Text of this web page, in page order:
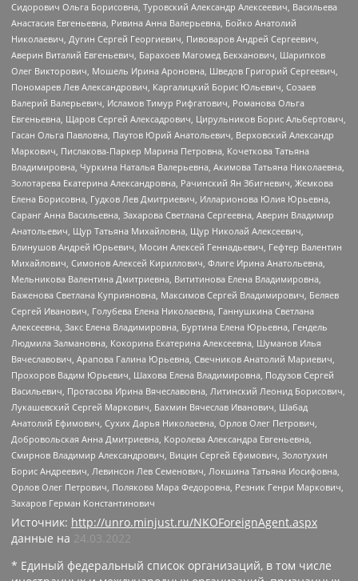
Сидорович Ольга Борисовна, Туровский Александр Алексеевич, Васильева
Анастасия Евгеньевна, Ривина Анна Валерьевна, Бойко Анатолий
Николаевич, Дугин Сергей Георгиевич, Пивоваров Андрей Сергеевич,
Аверин Виталий Евгеньевич, Барахоев Магомед Бекханович, Шарипков
Олег Викторович, Мошель Ирина Ароновна, Шведов Григорий Сергеевич,
Пономарев Лев Александрович, Каргалицкий Борис Юльевич, Созаев
Валерий Валерьевич, Исламов Тимур Рифгатович, Романова Ольга
Евгеньевна, Щаров Сергей Алексадрович, Цирульников Борис Альбертович,
Гасан Ольга Павловна, Паутов Юрий Анатольевич, Верховский Александр
Маркович, Пислакова-Паркер Марина Петровна, Кочеткова Татьяна
Владимировна, Чуркина Наталья Валерьевна, Акимова Татьяна Николаевна,
Золотарева Екатерина Александровна, Рачинский Ян Збигневич, Жемкова
Елена Борисовна, Гудков Лев Дмитриевич, Илларионова Юлия Юрьевна,
Саранг Анна Васильевна, Захарова Светлана Сергеевна, Аверин Владимир
Анатольевич, Щур Татьяна Михайловна, Щур Николай Алексеевич,
Блинушов Андрей Юрьевич, Мосин Алексей Геннадьевич, Гефтер Валентин
Михайлович, Симонов Алексей Кириллович, Флиге Ирина Анатольевна,
Мельникова Валентина Дмитриевна, Вититинова Елена Владимировна,
Баженова Светлана Куприяновна, Максимов Сергей Владимирович, Беляев
Сергей Иванович, Голубева Елена Николаевна, Ганнушкина Светлана
Алексеевна, Закс Елена Владимировна, Буртина Елена Юрьевна, Гендель
Людмила Залмановна, Кокорина Екатерина Алексеевна, Шуманов Илья
Вячеславович, Арапова Галина Юрьевна, Свечников Анатолий Мариевич,
Прохоров Вадим Юрьевич, Шахова Елена Владимировна, Подузов Сергей
Васильевич, Протасова Ирина Вячеславовна, Литинский Леонид Борисович,
Лукашевский Сергей Маркович, Бахмин Вячеслав Иванович, Шабад
Анатолий Ефимович, Сухих Дарья Николаевна, Орлов Олег Петрович,
Добровольская Анна Дмитриевна, Королева Александра Евгеньевна,
Смирнов Владимир Александрович, Вицин Сергей Ефимович, Золотухин
Борис Андреевич, Левинсон Лев Семенович, Локшина Татьяна Иосифовна,
Орлов Олег Петрович, Полякова Мара Федоровна, Резник Генри Маркович,
Захаров Герман Константинович
Источник: http://unro.minjust.ru/NKOForeignAgent.aspx
данные на 24.03.2022
* Единый федеральный список организаций, в том числе